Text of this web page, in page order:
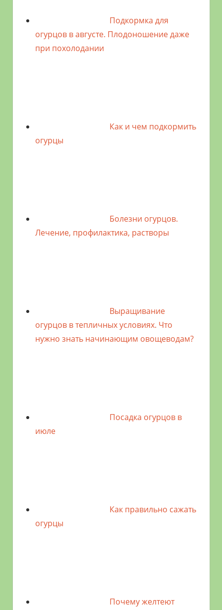
Подкормка для
огурцов в августе. Плодоношение даже
при похолодании
Как и чем подкормить
огурцы
Болезни огурцов.
Лечение, профилактика, растворы
Выращивание
огурцов в тепличных условиях. Что
нужно знать начинающим овощеводам?
Посадка огурцов в
июле
Как правильно сажать
огурцы
Почему желтеют